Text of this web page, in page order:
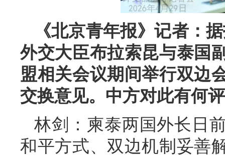
《北京青年报》记者：
外交大臣布拉索昆与泰国
盟相关会议期间举行双边
交换意见。中方对此有何
林剑：柬泰两国外长日
和平方式、双边机制妥善